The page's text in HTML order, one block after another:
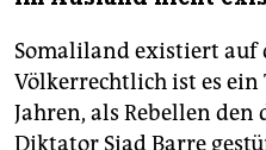
Somaliland existiert auf
Völkerrechtlich ist es ein
Jahren, als Rebellen
Diktator Siad Barre